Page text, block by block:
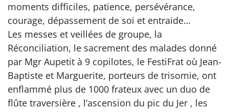
moments difficiles, patience, persévérance,
courage, dépassement de soi et entraide…
Les messes et veillées de groupe, la
Réconciliation, le sacrement des malades donné
par Mgr Aupetit à 9 copilotes, le FestiFrat où Jean-
Baptiste et Marguerite, porteurs de trisomie, ont
enflammé plus de 1000 frateux avec un duo de
flûte traversière , l’ascension du pic du Jer , les